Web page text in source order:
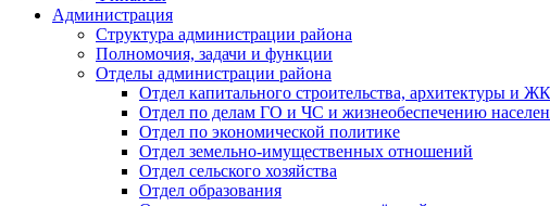
Администрация
Структура администрации района
Полномочия, задачи и функции
Отделы администрации района
Отдел капитального строительства, архитектуры и
Отдел по делам ГО и ЧС и жизнеобеспечению
Отдел по экономической политике
Отдел земельно-имущественных отношений
Отдел сельского хозяйства
Отдел образования